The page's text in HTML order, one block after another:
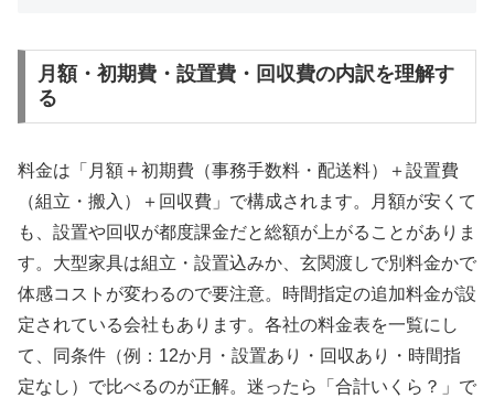
月額・初期費・設置費・回収費の内訳を理解す
る
料金は「月額＋初期費（事務手数料・配送料）＋設置費
（組立・搬入）＋回収費」で構成されます。月額が安くて
も、設置や回収が都度課金だと総額が上がることがありま
す。大型家具は組立・設置込みか、玄関渡しで別料金かで
体感コストが変わるので要注意。時間指定の追加料金が設
定されている会社もあります。各社の料金表を一覧にし
て、同条件（例：12か月・設置あり・回収あり・時間指
定なし）で比べるのが正解。迷ったら「合計いくら？」で